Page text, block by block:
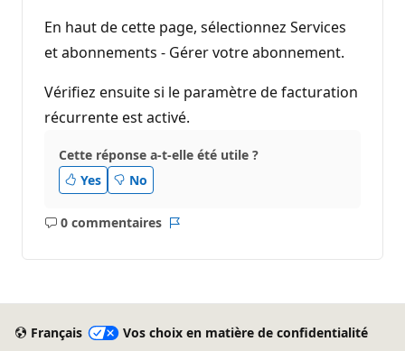
En haut de cette page, sélectionnez Services
et abonnements - Gérer votre abonnement.
Vérifiez ensuite si le paramètre de facturation
récurrente est activé.
Cette réponse a-t-elle été utile ?
Yes
No
0 commentaires
Aucun
Français
Vos choix en matière de confidentialité